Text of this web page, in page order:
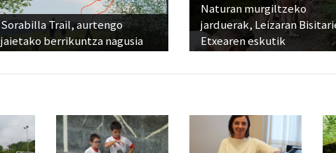
Sorabilla Trail, aurtengo
jaietako berrikuntza nagusia
Naturan murgiltzeko
jarduerak, Leizaran
Etxearen eskutik